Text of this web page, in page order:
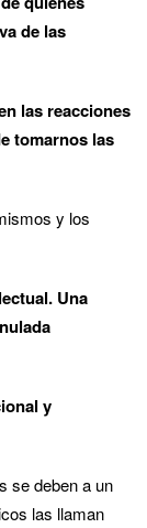
de las
las reacciones
tomarnos las
y los
Una
y
se deben a un
las llaman